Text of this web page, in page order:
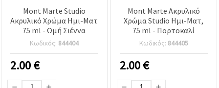
Mont Marte Studio
Ακρυλικό Χρώμα Ημι-Ματ
75 ml - Ωμή Σιέννα
Κωδικός: 844404
2.00€
Mont Marte Ακρυλικό
Χρώμα Studio Ημι-Ματ,
75 ml - Πορτοκαλί
Κωδικός: 844405
2.00€